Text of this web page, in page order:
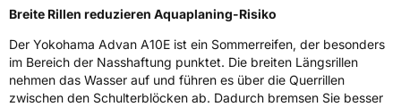
Weitere Eigenschaften
Schlauchtyp TL
Breite Rillen reduzieren Aquaplaning-Risiko
Der Yokohama Advan A10E ist ein Sommerreifen, der besonders
im Bereich der Nasshaftung punktet. Die breiten Längsrillen
nehmen das Wasser auf und führen es über die Querrillen
zwischen den Schulterblöcken ab. Dadurch bremsen Sie besser